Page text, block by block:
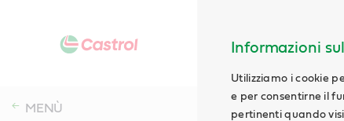
Informazioni
Utilizziamo i cookie
e per consentirne il
pertinenti quando
MENÙ